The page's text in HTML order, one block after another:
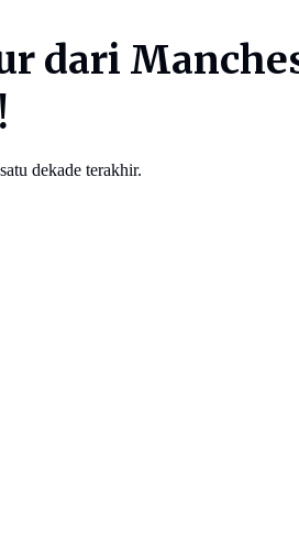
dari
dekade terakhir.